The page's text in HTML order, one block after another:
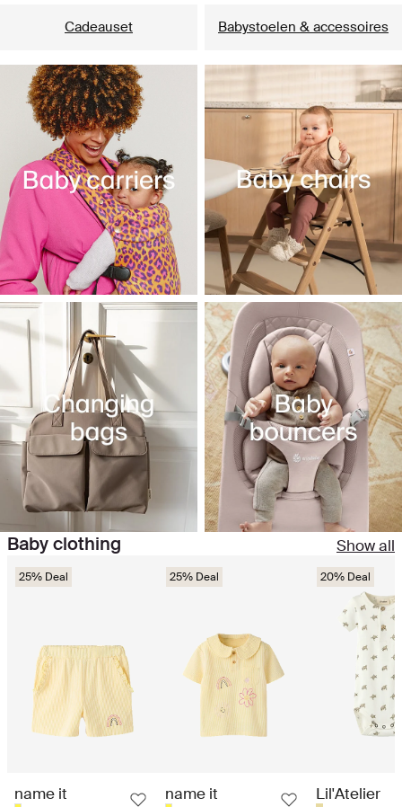
Cadeauset Babystoelen & accessoires
Baby clothing Show all
25% Deal
name it
25% Deal
name it
20% Deal
Lil'Atelier